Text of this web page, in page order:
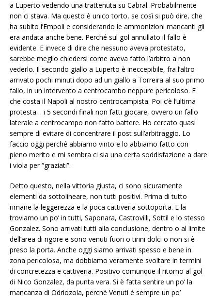
a Luperto vedendo una trattenuta su Cabral. Probabilmente
non ci stava. Ma questo è unico torto, se così si può dire, che
ha subito l’Empoli e considerando le ammonizioni mancanti gli
era andata anche bene. Perché sul gol annullato il fallo è
evidente. E invece di dire che nessuno aveva protestato,
sarebbe meglio chiedersi come aveva fatto l’arbitro a non
vederlo. Il secondo giallo a Luperto è ineccepibile, fra l’altro
arrivato pochi minuti dopo ad un giallo a Torreira al suo primo
fallo, in un intervento a centrocambo neppure pericoloso. E
che costa il Napoli al nostro centrocampista. Poi c’è l’ultima
protesta… i 5 secondi finali non fatti giocare, ovvero un fallo
laterale a centrocampo non fatto battere. Ho cercato quasi
sempre di evitare di concentrare il post sull’arbitraggio. Lo
faccio oggi perché abbiamo vinto e lo abbiamo fatto con
pieno merito e mi sembra ci sia una certa soddisfazione a dare
i viola per “graziati”.
Detto questo, nella vittoria giusta, ci sono sicuramente
elementi da sottolineare, non tutti positivi. Prima di tutto
rimane la leggerezza e la poca cattiveria sottoporta. E la
troviamo un po’ in tutti, Saponara, Castrovilli, Sottil e lo stesso
Gonzalez. Sono arrivati tutti alla conclusione, dentro o al limite
dell’area di rigore e sono venuti fuori o tirini dolci o non si è
preso la porta. Anche oggi siamo arrivati spesso e bene in
zona pericolosa, ma dobbiamo veramente svoltare in termini
di concretezza e cattiveria. Positivo comunque il ritorno al gol
di Nico Gonzalez, da punta vera. Si è fatta sentire un po’ la
mancanza di Odriozola, perché Venuti è sempre un po’